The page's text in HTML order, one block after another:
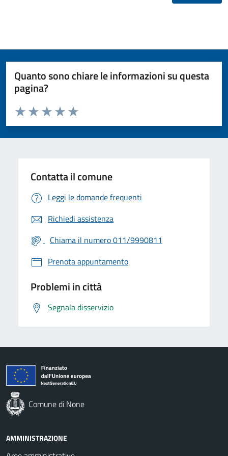
Quanto sono chiare le informazioni su questa
pagina?
Valuta da 1 a 5 stelle la pagina
Valuta 5 stelle su 5
Valuta 4 stelle su 5
Valuta 3 stelle su 5
Valuta 2 stelle su 5
Valuta 1 stelle su 5
Contatta il comune
Leggi le domande frequenti
Richiedi assistenza
Chiama il numero 011/9990811
Prenota appuntamento
Problemi in città
Segnala disservizio
Comune di None
AMMINISTRAZIONE